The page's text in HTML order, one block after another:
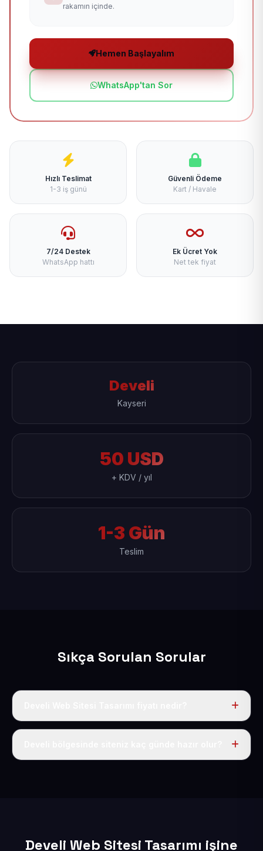
rakamın içinde.
Hemen Başlayalım
WhatsApp'tan Sor
Hızlı Teslimat
1-3 iş günü
Güvenli Ödeme
Kart / Havale
7/24 Destek
WhatsApp hattı
Ek Ücret Yok
Net tek fiyat
Develi
Kayseri
50 USD
+ KDV / yıl
1-3 Gün
Teslim
Sıkça Sorulan Sorular
Tek fiyat uygulanır: yıllık 50 USD + KDV. Bu bedele alan
Develi Web Sitesi Tasarımı işine